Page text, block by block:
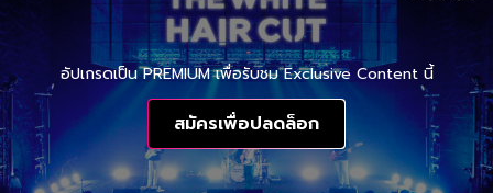
อัปเกรดเป็น PREMIUM เพื่อรับชม Exclusive Content นี้
สมัครเพื่อปลดล็อก